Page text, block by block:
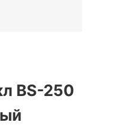
BS-250